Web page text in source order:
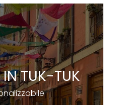
TUK-TUK